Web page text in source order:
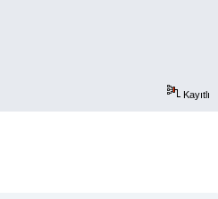
Kayıtlı